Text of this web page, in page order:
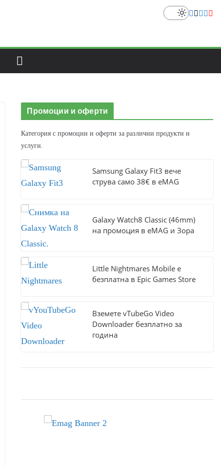
Промоции и оферти
Категория с промоции и оферти за различни продукти и
услуги.
Samsung Galaxy Fit3 вече
струва само 38€ в eMAG
Galaxy Watch8 Classic (46mm)
на промоция в eMAG и Зора
Little Nightmares Mobile е
безплатна в Epic Games Store
Вземете vTubeGo Video
Downloader безплатно за
година